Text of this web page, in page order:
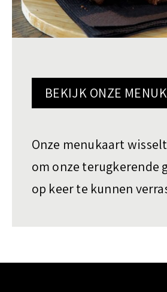
BEKIJK ONZE
Onze menukaart
om onze terugkerende
op keer te kunnen